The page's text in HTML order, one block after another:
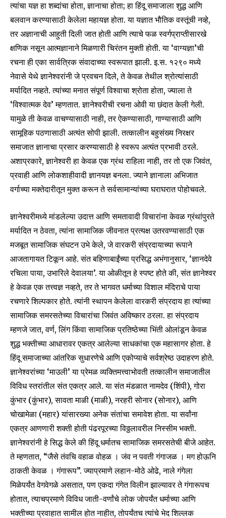
Join our community of
SUBSCRIBERS and be part of the
conversation.
To subscribe, simply enter your email address on our website
or click the subscribe button below. Don't worry, we respect
your privacy and won't spam your inbox. Your information is
SUBSCRIBE
I've read and accept thePrivacy Policy.
6,300
Fans
32,111
Followers
75
Followers
त्यांचा यज्ञ हा शब्दांचा होता, ज्ञानाचा होता; हा हिंदू समाजाला शुद्ध आणि
बलवान करण्यासाठी केलेला महायज्ञ होता. या यज्ञात भौतिक वस्तूंची नव्हे,
तर अज्ञानाची आहुती दिली जात होती आणि त्याचे फळ स्वर्गप्राप्तीसारखे
क्षणिक नसून आत्मज्ञानाने मिळणारी चिरंतन मुक्ती होती. या ‘वाग्यज्ञा’ची
रचना ही एका सार्वत्रिक संवादाच्या स्वरूपात झाली. इ.स. १२९० मध्ये
नेवासे येथे ज्ञानेश्वरांनी जे प्रवचन दिले, ते केवळ तेथील श्रोत्यांसाठी
मर्यादित नव्हते. त्यांच्या मनात संपूर्ण विश्वाचा श्रोता होता, ज्याला ते
‘विश्वात्मक देव’ म्हणतात. ज्ञानेश्वरीची रचना ओवी या छंदात केली गेली.
यामुळे ती केवळ वाचण्यासाठी नाही, तर ऐकण्यासाठी, गाण्यासाठी आणि
सामूहिक पठणासाठी अत्यंत सोपी झाली. तत्कालीन बहुसंख्य निरक्षर
समाजात ज्ञानाचा प्रसार करण्यासाठी हे स्वरूप अत्यंत प्रभावी ठरले.
अशाप्रकारे, ज्ञानेश्वरी हा केवळ एक ग्रंथ राहिला नाही, तर तो एक जिवंत,
प्रवाही आणि लोकशाहीवादी ज्ञानयज्ञ बनला. ज्याने ज्ञानाला अभिजात
वर्गाच्या मक्तेदारीतून मुक्त करून ते सर्वसामान्यांच्या घराघरात पोहोचवले.
ज्ञानेश्वरीमध्ये मांडलेल्या उदात्त आणि समतावादी विचारांना केवळ ग्रंथांपुरते
मर्यादित न ठेवता, त्यांना सामाजिक जीवनात प्रत्यक्ष उतरवण्यासाठी एक
मजबूत सामाजिक संघटन उभे केले, जे वारकरी संप्रदायाच्या रूपाने
आजतागायत टिकून आहे. संत बहिणाबाईंच्या प्रसिद्ध अभंगानुसार, ‘ज्ञानदेवे
रचिला पाया, उभारिले देवालया’. या ओळीतून हे स्पष्ट होते की, संत ज्ञानेश्वर
हे केवळ एक तत्त्वज्ञ नव्हते, तर ते भागवत धर्माच्या विशाल मंदिराचे पाया
रचणारे शिल्पकार होते. त्यांनी स्थापन केलेला वारकरी संप्रदाय हा त्यांच्या
सामाजिक समरसतेच्या विचारांचा जिवंत अविष्कार ठरला. हा संप्रदाय
म्हणजे जात, वर्ण, लिंग किंवा सामाजिक प्रतिष्ठेच्या भिंती ओलांडून केवळ
शुद्ध भक्तीच्या आधारावर एकत्र आलेल्या साधकांचा एक महासागर होता. हे
हिंदू समाजाच्या आंतरिक सुधारणेचे आणि एकोप्याचे सर्वश्रेष्ठ उदाहरण होते.
ज्ञानेश्वरांच्या ‘माउली’ या प्रेमळ व्यक्तिमत्त्वाभोवती तत्कालीन समाजातील
विविध स्तरांतील संत एकत्र आले. या संत मंडळात नामदेव (शिंपी), गोरा
कुंभार (कुंभार), सावता माळी (माळी), नरहरी सोनार (सोनार), आणि
चोखामेळा (महार) यांसारख्या अनेक संतांचा समावेश होता. या सर्वांना
एकत्र आणणारी शक्ती होती पंढरपूरच्या विठ्ठलावरील निस्सीम भक्ती.
ज्ञानेश्वरांनी हे सिद्ध केले की हिंदू धर्मातच सामाजिक समरसतेची बीजे आहेत.
ते म्हणतात, “जैसे तंवचि वहाळ वोहळ । जंव न पवती गंगाजळ । मग होऊनि
ठाकती केवळ । गंगारूप”. ज्याप्रमाणे लहान-मोठे ओढे, नाले गंगेला
मिळेपर्यंत वेगवेगळे असतात, पण एकदा गंगेत विलीन झाल्यावर ते गंगारूपच
होतात, त्याचप्रमाणे विविध जाती-वर्णांचे लोक जोपर्यंत धर्माच्या आणि
भक्तीच्या प्रवाहात सामील होत नाहीत, तोपर्यंतच त्यांचे भेद शिल्लक